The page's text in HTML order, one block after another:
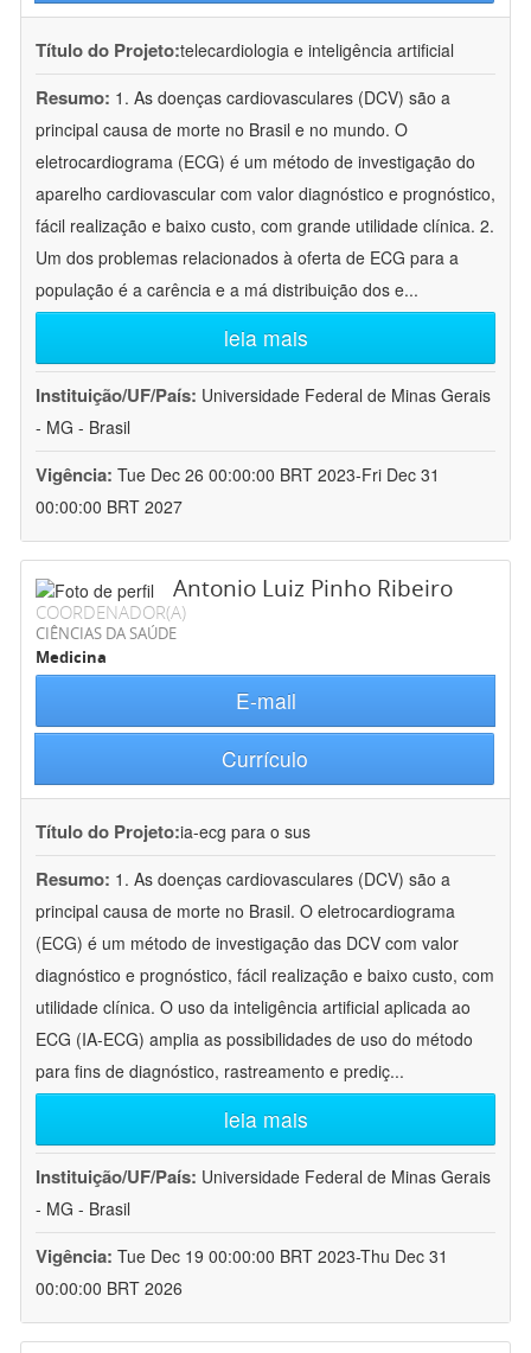
Título do Projeto:telecardiologia e inteligência artificial
Resumo: 1. As doenças cardiovasculares (DCV) são a
principal causa de morte no Brasil e no mundo. O
eletrocardiograma (ECG) é um método de investigação do
aparelho cardiovascular com valor diagnóstico e prognóstico,
fácil realização e baixo custo, com grande utilidade clínica. 2.
Um dos problemas relacionados à oferta de ECG para a
população é a carência e a má distribuição dos e...
leia mais
Instituição/UF/País: Universidade Federal de Minas Gerais
- MG - Brasil
Vigência: Tue Dec 26 00:00:00 BRT 2023-Fri Dec 31
00:00:00 BRT 2027
Antonio Luiz Pinho Ribeiro
COORDENADOR(A)
CIÊNCIAS DA SAÚDE
Medicina
E-mail
Currículo
Título do Projeto:ia-ecg para o sus
Resumo: 1. As doenças cardiovasculares (DCV) são a
principal causa de morte no Brasil. O eletrocardiograma
(ECG) é um método de investigação das DCV com valor
diagnóstico e prognóstico, fácil realização e baixo custo, com
utilidade clínica. O uso da inteligência artificial aplicada ao
ECG (IA-ECG) amplia as possibilidades de uso do método
para fins de diagnóstico, rastreamento e prediç...
leia mais
Instituição/UF/País: Universidade Federal de Minas Gerais
- MG - Brasil
Vigência: Tue Dec 19 00:00:00 BRT 2023-Thu Dec 31
00:00:00 BRT 2026